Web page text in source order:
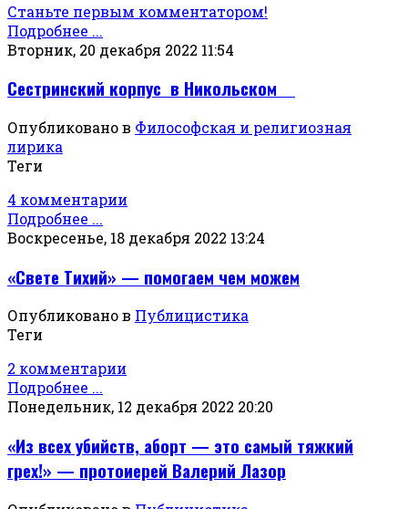
Станьте первым комментатором!
Подробнее ...
Вторник, 20 декабря 2022 11:54
Сестринский корпус в Никольском
Опубликовано в Философская и религиозная
лирика
Теги
4 комментарии
Подробнее ...
Воскресенье, 18 декабря 2022 13:24
«Свете Тихий» — помогаем чем можем
Опубликовано в Публицистика
Теги
2 комментарии
Подробнее ...
Понедельник, 12 декабря 2022 20:20
«Из всех убийств, аборт — это самый тяжкий
грех!» — протоиерей Валерий Лазор